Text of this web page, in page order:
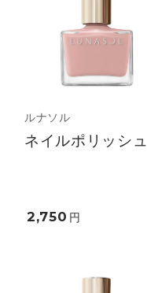
ルナソル
ネイルポリッシュ
2,750 円